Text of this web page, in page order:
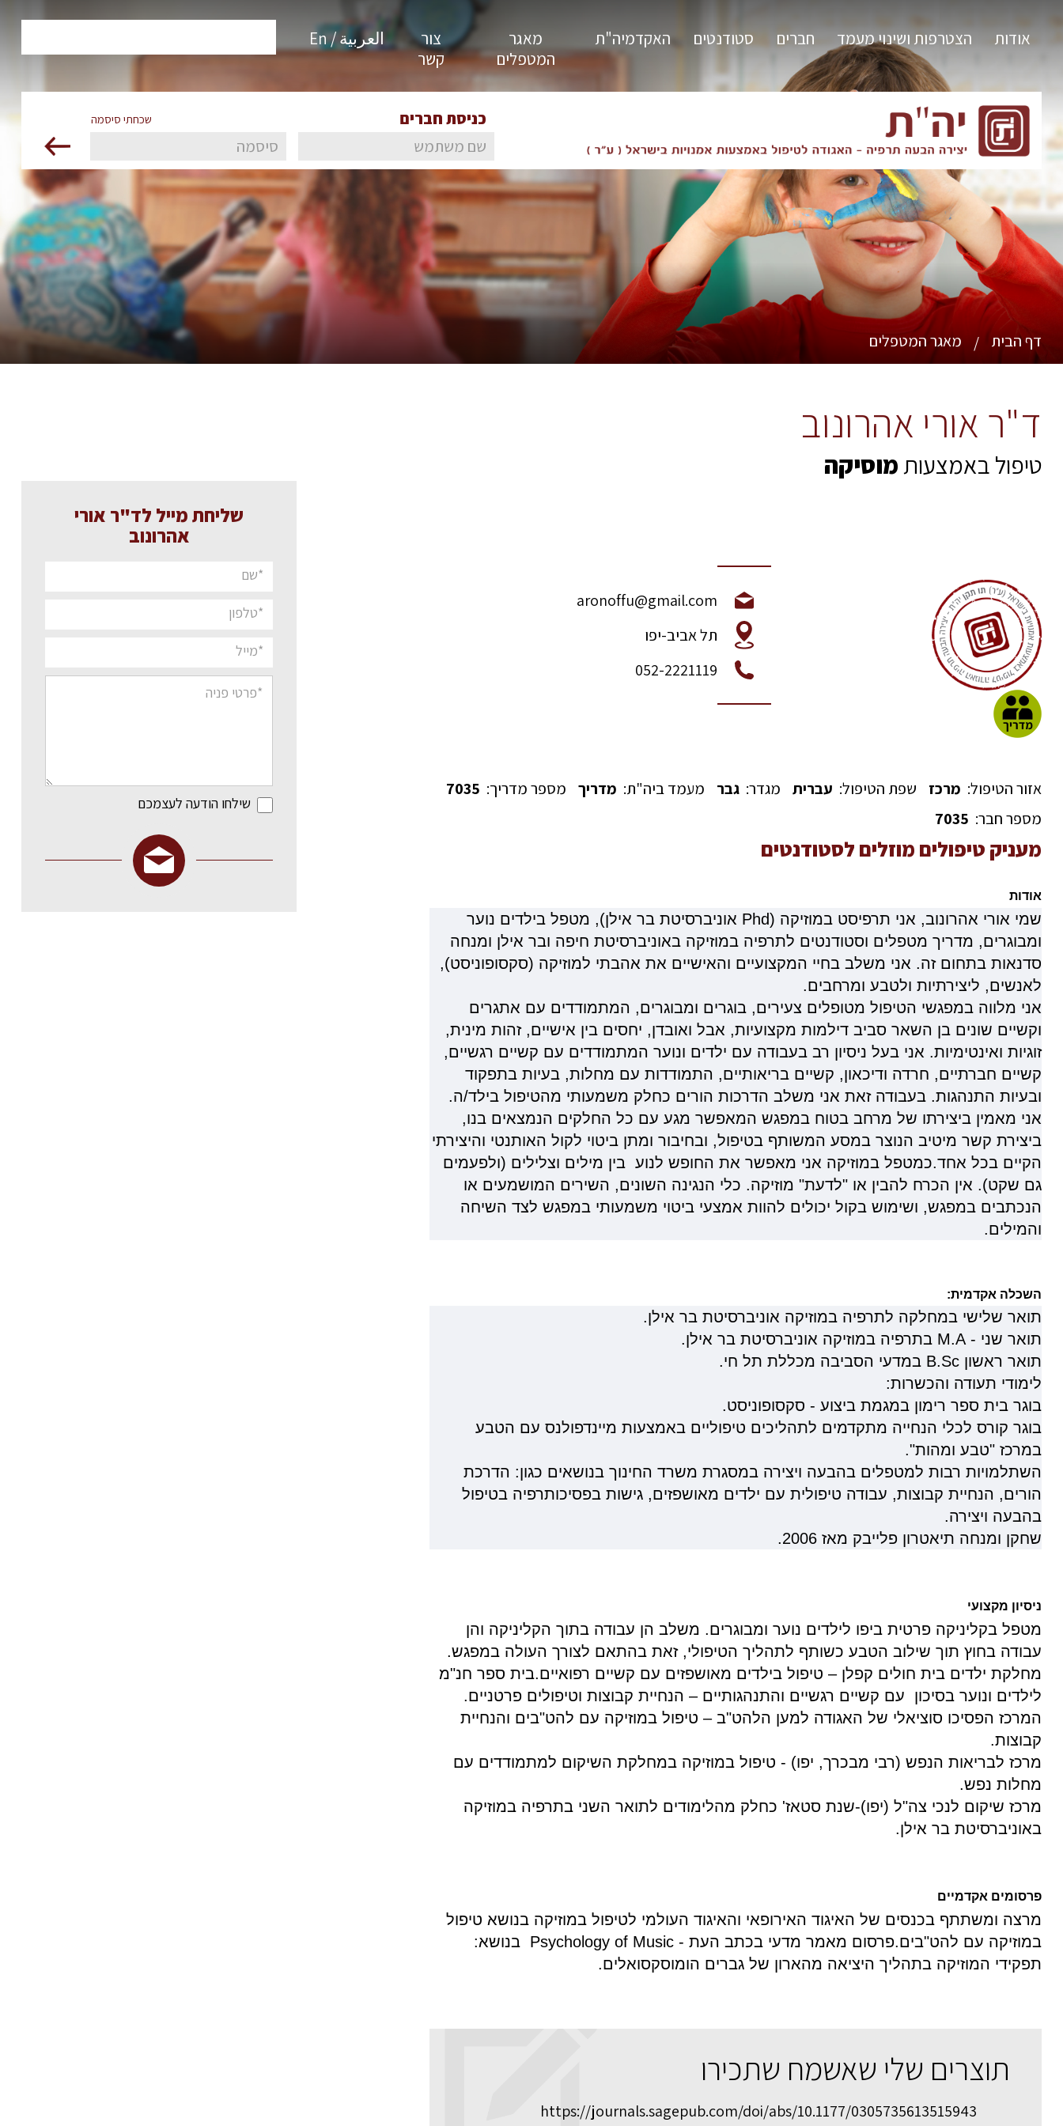
אודות הצטרפות ושינוי מעמד חברים סטודנטים האקדמיה"ת
מאגר
המטפלים
צור
קשר
العربية / En
כניסת חברים שכחתי סיסמה
דף הבית / מאגר המטפלים
ד"ר אורי אהרונוב
טיפול באמצעותמוסיקה
aronoffu@gmail.com
תל אביב-יפו
052-2221119
אזור הטיפול: מרכז שפת הטיפול: עברית מגדר: גבר מעמד ביה"ת: מדריך מספר מדריך: 7035
מספר חבר: 7035
מעניק טיפולים מוזלים לסטודנטים
אודות
שמי אורי אהרונוב, אני תרפיסט במוזיקה (Phd
אוניברסיטת בר אילן), מטפל בילדים נוער
ומבוגרים, מדריך מטפלים וסטודנטים לתרפיה במוזיקה באוניברסיטת חיפה ובר אילן ומנחה
סדנאות בתחום זה. אני משלב בחיי המקצועיים והאישיים את אהבתי למוזיקה (סקסופוניסט),
לאנשים, ליצירתיות ולטבע ומרחבים.
אני מלווה במפגשי הטיפול מטופלים צעירים, בוגרים ומבוגרים, המתמודדים עם אתגרים
וקשיים שונים בן השאר סביב דילמות מקצועיות, אבל ואובדן, יחסים בין אישיים, זהות מינית,
זוגיות ואינטימיות. אני בעל ניסיון רב בעבודה עם ילדים ונוער המתמודדים עם קשיים רגשיים,
קשיים חברתיים, חרדה ודיכאון, קשיים בריאותיים, התמודדות עם מחלות, בעיות בתפקוד
ובעיות התנהגות. בעבודה זאת אני משלב הדרכות הורים כחלק משמעותי מהטיפול בילד/ה.
אני מאמין ביצירתו של מרחב בטוח במפגש המאפשר מגע עם כל החלקים הנמצאים בנו,
ביצירת קשר מיטיב הנוצר במסע המשותף בטיפול, ובחיבור ומתן ביטוי לקול האותנטי והיצירתי
הקיים בכל אחד.כמטפל במוזיקה אני מאפשר את החופש לנוע בין מילים וצלילים (ולפעמים
גם שקט). אין הכרח להבין או "לדעת" מוזיקה. כלי הנגינה השונים, השירים המושמעים או
הנכתבים במפגש, ושימוש בקול יכולים להוות אמצעי ביטוי משמעותי במפגש לצד השיחה
והמילים.
השכלה אקדמית:
תואר שלישי במחלקה לתרפיה במוזיקה אוניברסיטת בר אילן.
תואר שני - M.A בתרפיה במוזיקה אוניברסיטת בר אילן.
תואר ראשון B.Sc במדעי הסביבה מכללת תל חי.
לימודי תעודה והכשרות:
בוגר בית ספר רימון במגמת ביצוע - סקסופוניסט.
בוגר קורס לכלי הנחייה מתקדמים לתהליכים טיפוליים באמצעות מיינדפולנס עם הטבע
במרכז "טבע ומהות".
השתלמויות רבות למטפלים בהבעה ויצירה במסגרת משרד החינוך בנושאים כגון: הדרכת
הורים, הנחיית קבוצות, עבודה טיפולית עם ילדים מאושפזים, גישות בפסיכותרפיה בטיפול
בהבעה ויצירה.
שחקן ומנחה תיאטרון פלייבק מאז 2006.
ניסיון מקצועי
מטפל בקליניקה פרטית ביפו לילדים נוער ומבוגרים. משלב הן עבודה בתוך הקליניקה והן
עבודה בחוץ תוך שילוב הטבע כשותף לתהליך הטיפולי, זאת בהתאם לצורך העולה במפגש.
מחלקת ילדים בית חולים קפלן – טיפול בילדים מאושפזים עם קשיים רפואיים.בית ספר חנ"מ
לילדים ונוער בסיכון עם קשיים רגשיים והתנהגותיים – הנחיית קבוצות וטיפולים פרטניים.
המרכז הפסיכו סוציאלי של האגודה למען הלהט"ב – טיפול במוזיקה עם להט"בים והנחיית
קבוצות.
מרכז לבריאות הנפש (רבי מבכרך, יפו) - טיפול במוזיקה במחלקת השיקום למתמודדים עם
מחלות נפש.
מרכז שיקום לנכי צה"ל (יפו)-שנת סטאז' כחלק מהלימודים לתואר השני בתרפיה במוזיקה
באוניברסיטת בר אילן.
פרסומים אקדמיים
מרצה ומשתתף בכנסים של האיגוד האירופאי והאיגוד העולמי לטיפול במוזיקה בנושא טיפול
במוזיקה עם להט"בים.פרסום מאמר מדעי בכתב העת - Psychology of Music בנושא:
תפקידי המוזיקה בתהליך היציאה מהארון של גברים הומוסקסואלים.
תוצרים שלי שאשמח שתכירו
https://journals.sagepub.com/doi/abs/10.1177/0305735613515943
שליחת מייל לד"ר אורי
אהרונוב
שילחו הודעה לעצמכם